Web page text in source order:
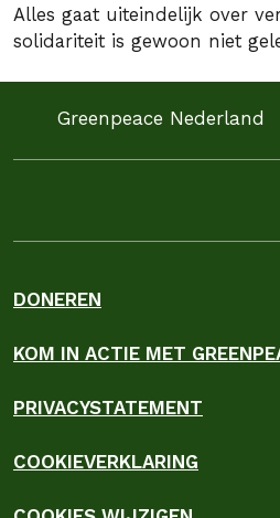
Alles gaat uiteindelijk over
solidariteit is gewoon niet
Greenpeace Nederland
DONEREN
KOM IN ACTIE MET
PRIVACYSTATEMENT
COOKIEVERKLARING